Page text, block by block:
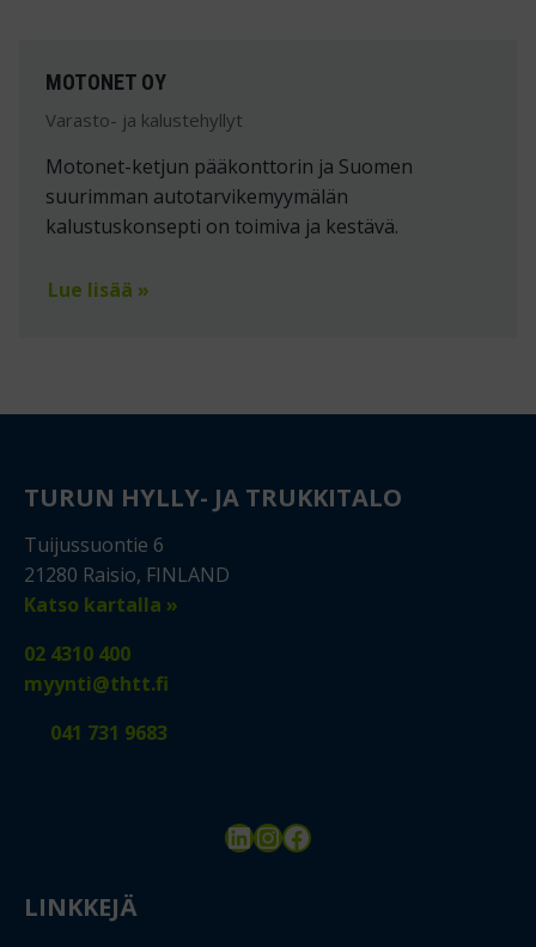
MOTONET OY
Varasto- ja kalustehyllyt
Motonet-ketjun pääkonttorin ja Suomen
suurimman autotarvikemyymälän
kalustuskonsepti on toimiva ja kestävä.
Lue lisää »
TURUN HYLLY- JA TRUKKITALO
Tuijussuontie 6
21280 Raisio, FINLAND
Katso kartalla »
02 4310 400
myynti@thtt.fi
041 731 9683
LinkedIn
Instagram
Facebook
LINKKEJÄ